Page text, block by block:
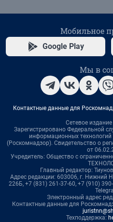
Мобильное
Google Play
Мы в
Контактные данные для
Сетевое
Зарегистрировано Федеральной
информационных
(Роскомнадзор). Свидетельство о
от
Учредитель: Общество с
Главный редактор:
Адрес редакции: 603006, г. Нижний
226Б, +7 (831) 261-37-60, +7 (910)
Электронный адрес
Контактные данные для
Техподдержка: